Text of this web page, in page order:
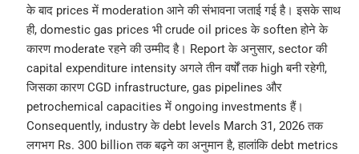
के बाद prices में moderation आने की संभावना जताई गई है। इसके साथ
ही, domestic gas prices भी crude oil prices के soften होने के
कारण moderate रहने की उम्मीद है। Report के अनुसार, sector की
capital expenditure intensity अगले तीन वर्षों तक high बनी रहेगी,
जिसका कारण CGD infrastructure, gas pipelines और
petrochemical capacities में ongoing investments हैं।
Consequently, industry के debt levels March 31, 2026 तक
लगभग Rs. 300 billion तक बढ़ने का अनुमान है, हालांकि debt metrics